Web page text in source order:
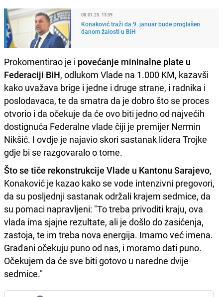
08.01.25. 13:39
Konaković traži da 9. januar bude proglašen
danom žalosti u BiH
Prokomentirao je i povećanje mininalne plate u
Federaciji BiH, odlukom Vlade na 1.000 KM, kazavši
kako uvažava brige i jedne i druge strane, i radnika i
poslodavaca, te da smatra da je dobro što se proces
otvorio i da očekuje da će ovo biti jedno od najvećih
dostignuća Federalne vlade čiji je premijer Nermin
Nikšić. I ovdje je najavio skori sastanak lidera Trojke
gdje bi se razgovaralo o tome.
Što se tiče rekonstrukcije Vlade u Kantonu Sarajevo,
Konaković je kazao kako se vode intenzivni pregovori,
da su posljednji sastanak održali krajem sedmice, da
su pomaci napravljeni: "To treba privoditi kraju, ova
vlada ima sjajne rezultate, ali je došlo do zasićenja,
zastoja, te im treba nova energija. Imamo već imena.
Građani očekuju puno od nas, i moramo dati puno.
Očekujem da će sve biti gotovo u naredne dvije
sedmice."